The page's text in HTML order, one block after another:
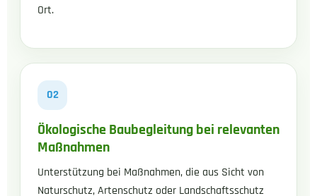
Ort.
02
Ökologische Baubegleitung bei relevanten
Maßnahmen
Unterstützung bei Maßnahmen, die aus Sicht von
Naturschutz, Artenschutz oder Landschaftsschutz